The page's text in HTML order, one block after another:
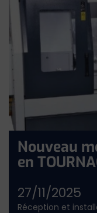
Nouveau
en
27/11/2025
Réception et